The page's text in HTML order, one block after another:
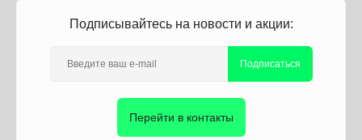
Подписывайтесь на новости и акции:
Подписаться
Перейти в контакты